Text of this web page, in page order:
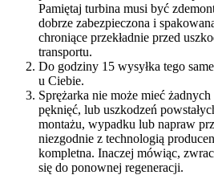
Pamiętaj turbina musi być
dobrze zabezpieczona i
chroniące przekładnie przed
transportu.
Do godziny 15 wysyłka tego
u Ciebie.
Sprężarka nie może mieć
pęknięć, lub uszkodzeń
montażu, wypadku lub napraw
niezgodnie z technologią
kompletna. Inaczej mówiąc,
się do ponownej regeneracji.